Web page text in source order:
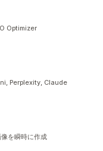
Optimizer
Perplexity, Claude
を瞬時に作成